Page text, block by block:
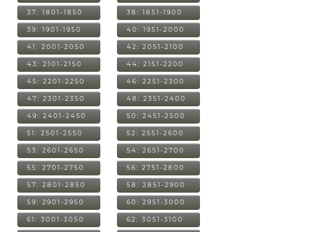
37: 1801-1850 38: 1851-1900
39: 1901-1950 40: 1951-2000
41: 2001-2050 42: 2051-2100
43: 2101-2150 44: 2151-2200
45: 2201-2250 46: 2251-2300
47: 2301-2350 48: 2351-2400
49: 2401-2450 50: 2451-2500
51: 2501-2550 52: 2551-2600
53: 2601-2650 54: 2651-2700
55: 2701-2750 56: 2751-2800
57: 2801-2850 58: 2851-2900
59: 2901-2950 60: 2951-3000
61: 3001-3050 62: 3051-3100